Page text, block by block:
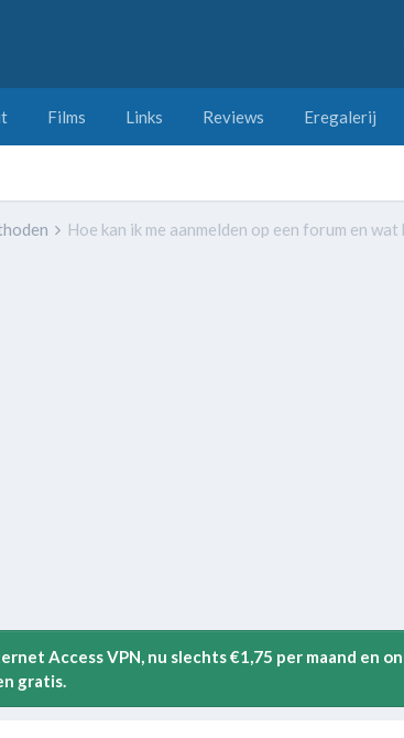
Films Links Reviews Eregalerij
Hoe kan ik me aanmelden op een forum en
Access VPN, nu slechts €1,75 per maand en
gratis.